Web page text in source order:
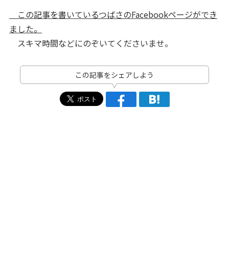
この記事を書いているつばさのFacebookページができ
ました。
スキマ時間などにのぞいてくださいませ。
この記事をシェアしよう